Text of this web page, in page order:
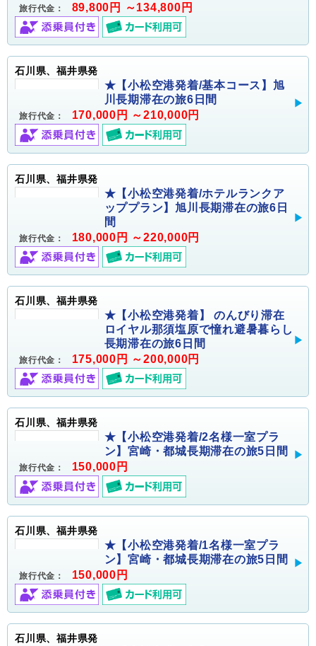
旅行代金： 89,800円 ～134,800円
石川県、福井県発
★【小松空港発着/基本コース】旭
川長期滞在の旅6日間
旅行代金： 170,000円 ～210,000円
石川県、福井県発
★【小松空港発着/ホテルランクア
ッププラン】旭川長期滞在の旅6日
間
旅行代金： 180,000円 ～220,000円
石川県、福井県発
★【小松空港発着】 のんびり滞在
ロイヤル那須塩原で憧れ避暑暮らし
長期滞在の旅6日間
旅行代金： 175,000円 ～200,000円
石川県、福井県発
★【小松空港発着/2名様一室プラ
ン】宮崎・都城長期滞在の旅5日間
旅行代金： 150,000円
石川県、福井県発
★【小松空港発着/1名様一室プラ
ン】宮崎・都城長期滞在の旅5日間
旅行代金： 150,000円
石川県、福井県発